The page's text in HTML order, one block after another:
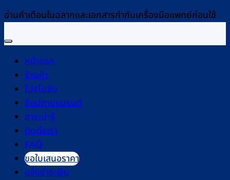
อ่านคำเตือนในฉลากและเอกสารกำกับเครื่องมือแพทย์ก่อนใช้
หน้าแรก
ร้านค้า
โปรโมชัน
ช้อปตามแบรนด์
สาระน่ารู้
ติดต่อเรา
FAQ
ขอใบเสนอราคา
แจ้งชำระเงิน